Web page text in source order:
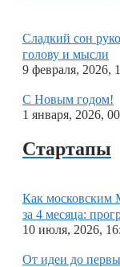
Сладкий сон
голову и мысли
9 февраля, 2026,
С Новым годом!
1 января, 2026,
Стартапы
Как московским
за 4 месяца:
10 июля, 2026,
От идеи до